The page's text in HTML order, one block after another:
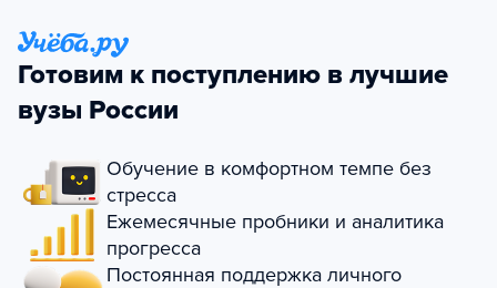
Готовим к поступлению в лучшие
вузы России
Обучение в комфортном темпе без
стресса
Ежемесячные пробники и аналитика
прогресса
Постоянная поддержка личного